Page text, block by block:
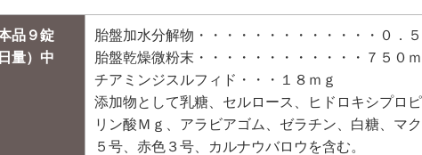
品９錠
量）中
胎盤加水分解物・・・・・・・・・・・・・０．５
胎盤乾燥微粉末・・・・・・・・・・・・７５０ｍ
チアミンジスルフィド・・・１８ｍｇ
添加物として乳糖、セルロース、ヒドロキシプロ
リン酸Ｍｇ、アラビアゴム、ゼラチン、白糖、マ
５号、赤色３号、カルナウバロウを含む。